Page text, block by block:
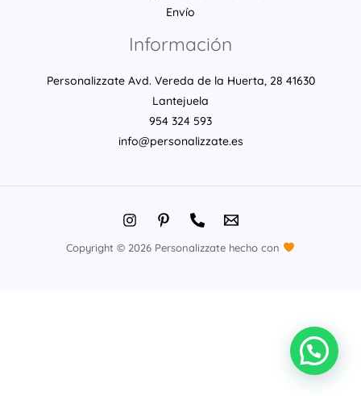
Envío
Información
Personalizzate Avd. Vereda de la Huerta, 28 41630
Lantejuela
954 324 593
info@personalizzate.es
Copyright © 2026 Personalizzate hecho con